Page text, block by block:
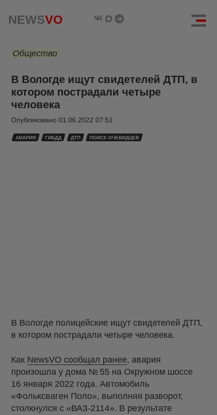
NEWSVO
Общество
В Вологде ищут свидетелей ДТП, в
котором пострадали четыре
человека
Опубликовано 01.06.2022 07:51
АВАРИЯ ГИБДД ДТП ПОИСК ОЧЕВИДЦЕВ
В Вологде полицейские ищут свидетелей ДТП,
в котором пострадали четыре человека.
Как NewsVO сообщал ранее, авария
произошла у дома № 55 на Окружном шоссе
16 января 2022 года. Автомобиль
«Фольксваген Поло», выполняя разворот,
столкнулся с «ВАЗ-2114». В результате